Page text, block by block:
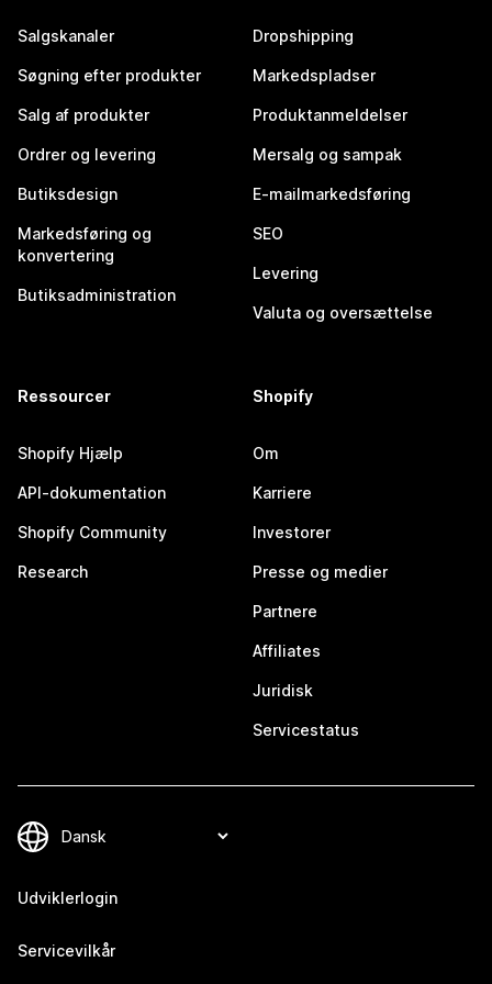
Salgskanaler
Søgning efter produkter
Salg af produkter
Ordrer og levering
Butiksdesign
Markedsføring og
konvertering
Butiksadministration
Dropshipping
Markedspladser
Produktanmeldelser
Mersalg og sampak
E-mailmarkedsføring
SEO
Levering
Valuta og oversættelse
Ressourcer
Shopify Hjælp
API-dokumentation
Shopify Community
Research
Shopify
Om
Karriere
Investorer
Presse og medier
Partnere
Affiliates
Juridisk
Servicestatus
Udviklerlogin
Servicevilkår